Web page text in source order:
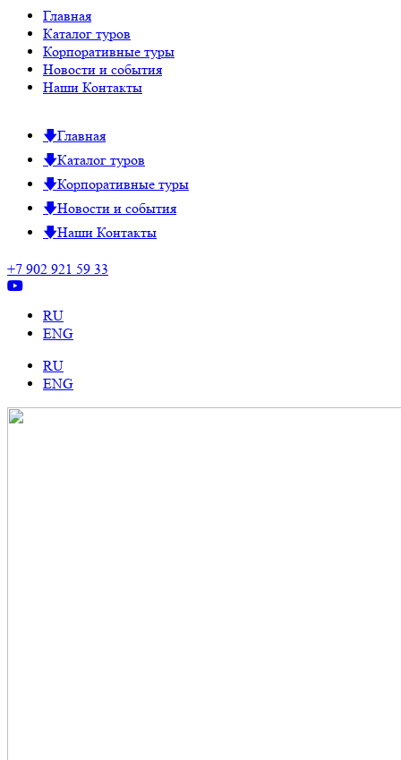
Главная
Каталог туров
Корпоративные туры
Новости и события
Наши Контакты
Главная
Каталог туров
Корпоративные туры
Новости и события
Наши Контакты
+7 902 921 59 33
RU
ENG
RU
ENG